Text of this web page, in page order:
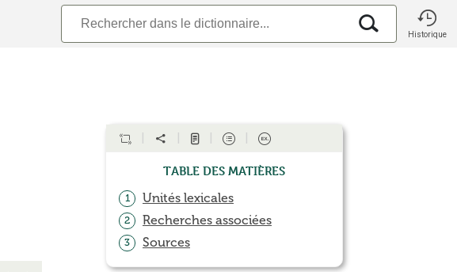
Historique
Table des matières
1 Unités lexicales
2 Recherches associées
3 Sources